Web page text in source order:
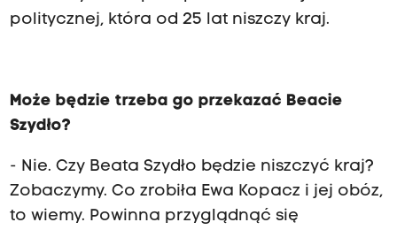
politycznej, która od 25 lat niszczy kraj.
Może będzie trzeba go przekazać Beacie
Szydło?
- Nie. Czy Beata Szydło będzie niszczyć kraj?
Zobaczymy. Co zrobiła Ewa Kopacz i jej obóz,
to wiemy. Powinna przyglądnąć się